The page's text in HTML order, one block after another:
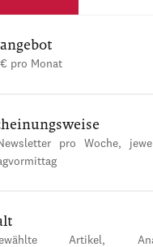
pro Monat
pro Woche,
Artikel,